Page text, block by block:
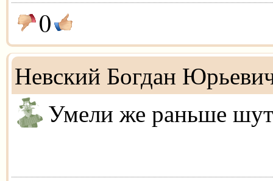
0
Невский Богдан
Умели же раньше